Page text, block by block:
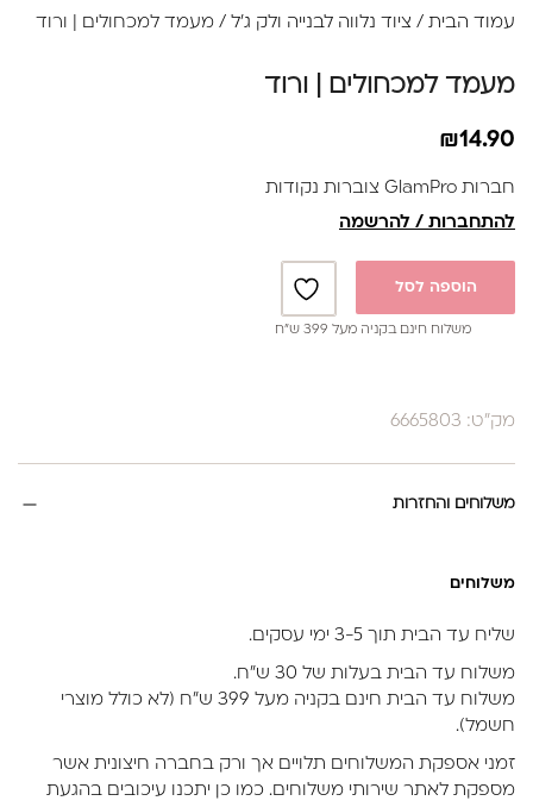
עמוד הבית / ציוד נלווה לבנייה ולק ג'ל / מעמד למכחולים | ורוד
מעמד למכחולים | ורוד
₪14.90
חברות GlamPro צוברות נקודות
להתחברות / להרשמה
הוספה לסל
משלוח חינם בקניה מעל 399 ש”ח
מק"ט: 6665803
משלוחים והחזרות
משלוחים
שליח עד הבית תוך 3-5 ימי עסקים.
משלוח עד הבית בעלות של 30 ש״ח.
משלוח עד הבית חינם בקניה מעל 399 ש״ח (לא כולל מוצרי
חשמל).
זמני אספקת המשלוחים תלויים אך ורק בחברה חיצונית אשר
מספקת לאתר שירותי משלוחים. כמו כן יתכנו עיכובים בהגעת